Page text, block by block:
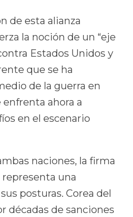
de esta alianza
la noción de un “eje
Estados Unidos y
que se ha
de la guerra en
enfrenta ahora a
en el escenario
naciones, la firma
una
posturas. Corea del
décadas de sanciones